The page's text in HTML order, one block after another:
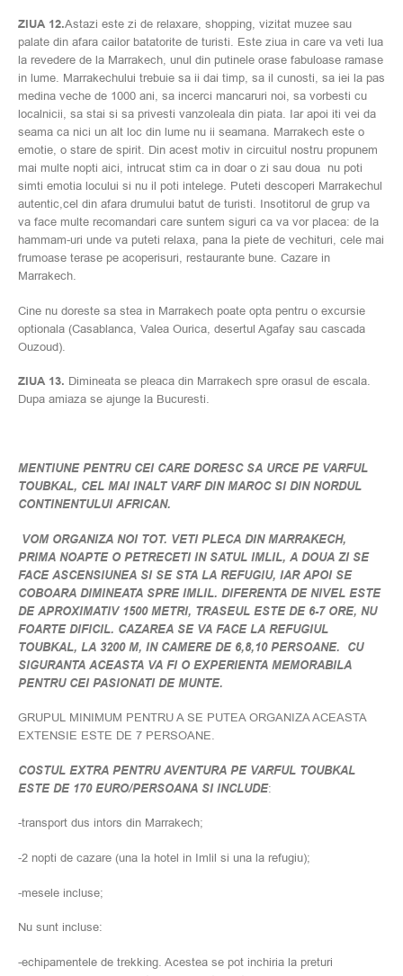
ZIUA 12.Astazi este zi de relaxare, shopping, vizitat muzee sau
palate din afara cailor batatorite de turisti. Este ziua in care va veti lua
la revedere de la Marrakech, unul din putinele orase fabuloase ramase
in lume. Marrakechului trebuie sa ii dai timp, sa il cunosti, sa iei la pas
medina veche de 1000 ani, sa incerci mancaruri noi, sa vorbesti cu
localnicii, sa stai si sa privesti vanzoleala din piata. Iar apoi iti vei da
seama ca nici un alt loc din lume nu ii seamana. Marrakech este o
emotie, o stare de spirit. Din acest motiv in circuitul nostru propunem
mai multe nopti aici, intrucat stim ca in doar o zi sau doua nu poti
simti emotia locului si nu il poti intelege. Puteti descoperi Marrakechul
autentic,cel din afara drumului batut de turisti. Insotitorul de grup va
va face multe recomandari care suntem siguri ca va vor placea: de la
hammam-uri unde va puteti relaxa, pana la piete de vechituri, cele mai
frumoase terase pe acoperisuri, restaurante bune. Cazare in
Marrakech.
Cine nu doreste sa stea in Marrakech poate opta pentru o excursie
optionala (Casablanca, Valea Ourica, desertul Agafay sau cascada
Ouzoud).
ZIUA 13. Dimineata se pleaca din Marrakech spre orasul de escala.
Dupa amiaza se ajunge la Bucuresti.
MENTIUNE PENTRU CEI CARE DORESC SA URCE PE VARFUL
TOUBKAL, CEL MAI INALT VARF DIN MAROC SI DIN NORDUL
CONTINENTULUI AFRICAN.
VOM ORGANIZA NOI TOT. VETI PLECA DIN MARRAKECH,
PRIMA NOAPTE O PETRECETI IN SATUL IMLIL, A DOUA ZI SE
FACE ASCENSIUNEA SI SE STA LA REFUGIU, IAR APOI SE
COBOARA DIMINEATA SPRE IMLIL. DIFERENTA DE NIVEL ESTE
DE APROXIMATIV 1500 METRI, TRASEUL ESTE DE 6-7 ORE, NU
FOARTE DIFICIL. CAZAREA SE VA FACE LA REFUGIUL
TOUBKAL, LA 3200 M, IN CAMERE DE 6,8,10 PERSOANE. CU
SIGURANTA ACEASTA VA FI O EXPERIENTA MEMORABILA
PENTRU CEI PASIONATI DE MUNTE.
GRUPUL MINIMUM PENTRU A SE PUTEA ORGANIZA ACEASTA
EXTENSIE ESTE DE 7 PERSOANE.
COSTUL EXTRA PENTRU AVENTURA PE VARFUL TOUBKAL
ESTE DE 170 EURO/PERSOANA SI INCLUDE:
-transport dus intors din Marrakech;
-2 nopti de cazare (una la hotel in Imlil si una la refugiu);
-mesele incluse;
Nu sunt incluse:
-echipamentele de trekking. Acestea se pot inchiria la preturi